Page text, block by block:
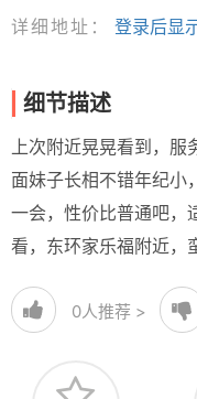
详细地址：
登录后显
细节描述
上次附近晃晃看到，服
面妹子长相不错年纪小
一会，性价比普通吧，
看，东环家乐福附近，
0人推荐 >